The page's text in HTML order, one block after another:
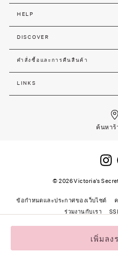
เพิ่มลง
HELP
DISCOVER
คำสั่งซื้อและการคืนสืนค้า
LINKS
ค้นหาร้
©2026Victoria's
ข้อกำหนดและประกาศของเว็บไซต์
ร่วมงานกับเรา